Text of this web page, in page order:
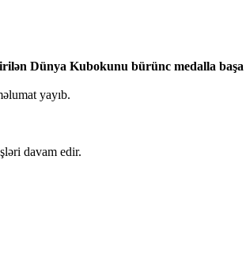
Dünya Kubokunu bürünc medalla
yayıb.
davam edir.